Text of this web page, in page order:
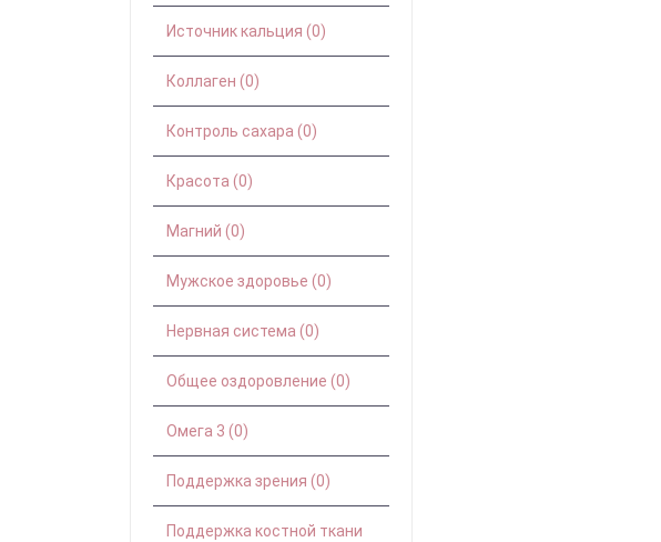
Источник кальция (0)
Коллаген (0)
Контроль сахара (0)
Красота (0)
Магний (0)
Мужское здоровье (0)
Нервная система (0)
Общее оздоровление (0)
Омега 3 (0)
Поддержка зрения (0)
Поддержка костной ткани